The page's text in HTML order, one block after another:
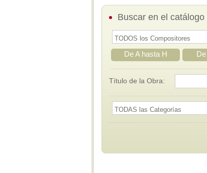
Buscar en el
De A hasta H
Título de la Obra: